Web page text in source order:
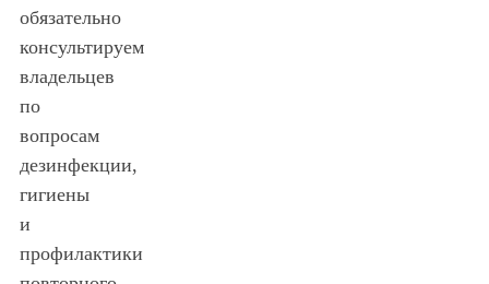
обязательно
консультируем
владельцев
по
вопросам
дезинфекции,
гигиены
и
профилактики